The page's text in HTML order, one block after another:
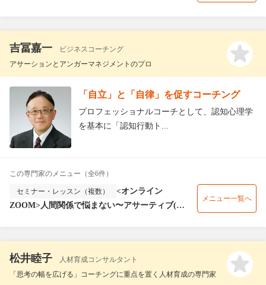
吉冨嘉一
ビジネスコーチング
アサーションとアンガーマネジメントのプロ
「自立」と「自律」を促すコーチング
プロフェッショナルコーチとして、認知心理学
を基本に「認知行動ト...
この専門家のメニュー（全6件）
セミナー・レッスン（複数）
<オンライン
ZOOM>人間関係で悩まない〜アサーティブ(自
メニュー一覧へ
松井睦子
人材育成コンサルタント
「思考の幅を広げる」コーチングに重点を置く人材育成の専門家